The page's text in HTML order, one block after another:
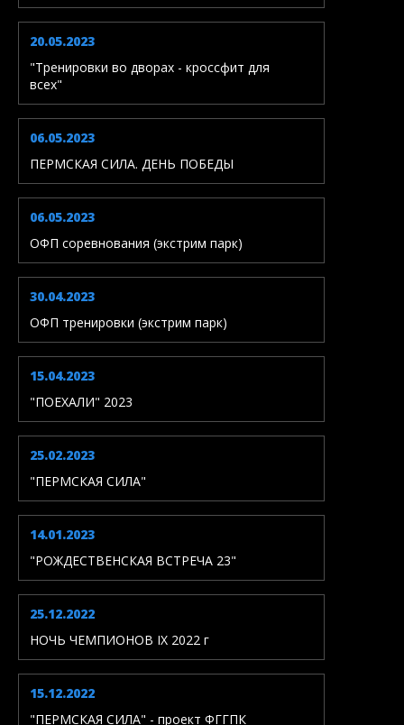
20.05.2023
"Тренировки во дворах - кроссфит для
всех"
06.05.2023
ПЕРМСКАЯ СИЛА. ДЕНЬ ПОБЕДЫ
06.05.2023
ОФП соревнования (экстрим парк)
30.04.2023
ОФП тренировки (экстрим парк)
15.04.2023
"ПОЕХАЛИ" 2023
25.02.2023
"ПЕРМСКАЯ СИЛА"
14.01.2023
"РОЖДЕСТВЕНСКАЯ ВСТРЕЧА 23"
25.12.2022
НОЧЬ ЧЕМПИОНОВ IX 2022 г
15.12.2022
"ПЕРМСКАЯ СИЛА" - проект ФГГПК